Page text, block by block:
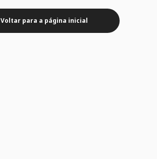
Voltar para a página inicial